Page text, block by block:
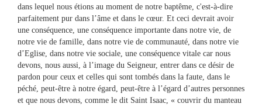
dans lequel nous étions au moment de notre baptême, c'est-à-dire
parfaitement pur dans l’âme et dans le cœur. Et ceci devrait avoir
une conséquence, une conséquence importante dans notre vie, de
notre vie de famille, dans notre vie de communauté, dans notre vie
d’Eglise, dans notre vie sociale, une conséquence vitale car nous
devons, nous aussi, à l’image du Seigneur, entrer dans ce désir de
pardon pour ceux et celles qui sont tombés dans la faute, dans le
péché, peut-être à notre égard, peut-être à l’égard d’autres personnes
et que nous devons, comme le dit Saint Isaac, « couvrir du manteau